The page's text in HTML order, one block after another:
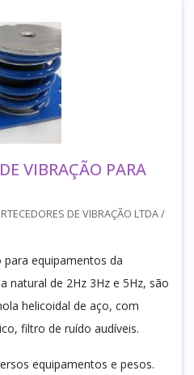
VIBRAÇÃO PARA
DE VIBRAÇÃO LTDA /
equipamentos da
natural de 2Hz 3Hz e 5Hz, são
helicoidal de aço, com
filtro de ruído audíveis.
equipamentos e pesos.